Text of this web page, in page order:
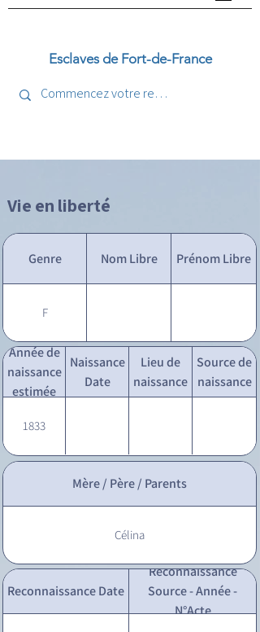
Esclaves de Fort-de-France
Vie en liberté
Genre Nom Libre Prénom Libre
F
Année de
naissance
estimée
Naissance
Date
Lieu de
naissance
Source de
naissance
1833
Mère / Père / Parents
Célina
Reconnaissance Date
Reconnaissance
Source - Année -
N°Acte